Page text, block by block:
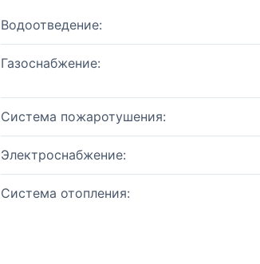
Водоотведение:
Газоснабжение:
Система пожаротушения:
Электроснабжение:
Система отопления: